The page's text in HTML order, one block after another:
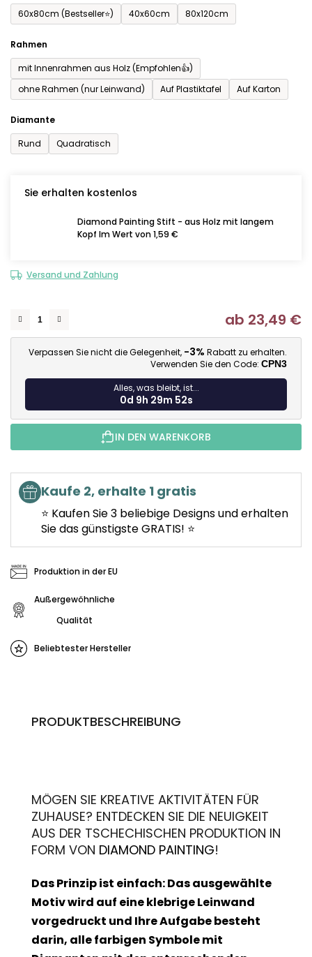
60x80cm (Bestseller⭐)
40x60cm 80x120cm
Rahmen
mit Innenrahmen aus Holz (Empfohlen👍)
ohne Rahmen (nur Leinwand)
Auf Plastiktafel Auf Karton
Diamante
Rund
Quadratisch
Sie erhalten kostenlos
Diamond Painting Stift - aus Holz mit langem
Kopf Im Wert von 1,59 €
Versand und Zahlung
ab 23,49 €
Verpassen Sie nicht die Gelegenheit, -3% Rabatt zu erhalten.
Verwenden Sie den Code: CPN3
Alles, was bleibt, ist...
0d 9h 29m 50s
IN DEN WARENKORB
Kaufe 2, erhalte 1 gratis
⭐ Kaufen Sie 3 beliebige Designs und erhalten
Sie das günstigste GRATIS! ⭐
Produktion in der EU
Außergewöhnliche
Qualität
Beliebtester Hersteller
PRODUKTBESCHREIBUNG
MÖGEN SIE KREATIVE AKTIVITÄTEN FÜR
ZUHAUSE? ENTDECKEN SIE DIE NEUIGKEIT
AUS DER TSCHECHISCHEN PRODUKTION IN
FORM VON DIAMOND PAINTING!
Das Prinzip ist einfach: Das ausgewählte
Motiv wird auf eine klebrige Leinwand
vorgedruckt und Ihre Aufgabe besteht
darin, alle farbigen Symbole mit